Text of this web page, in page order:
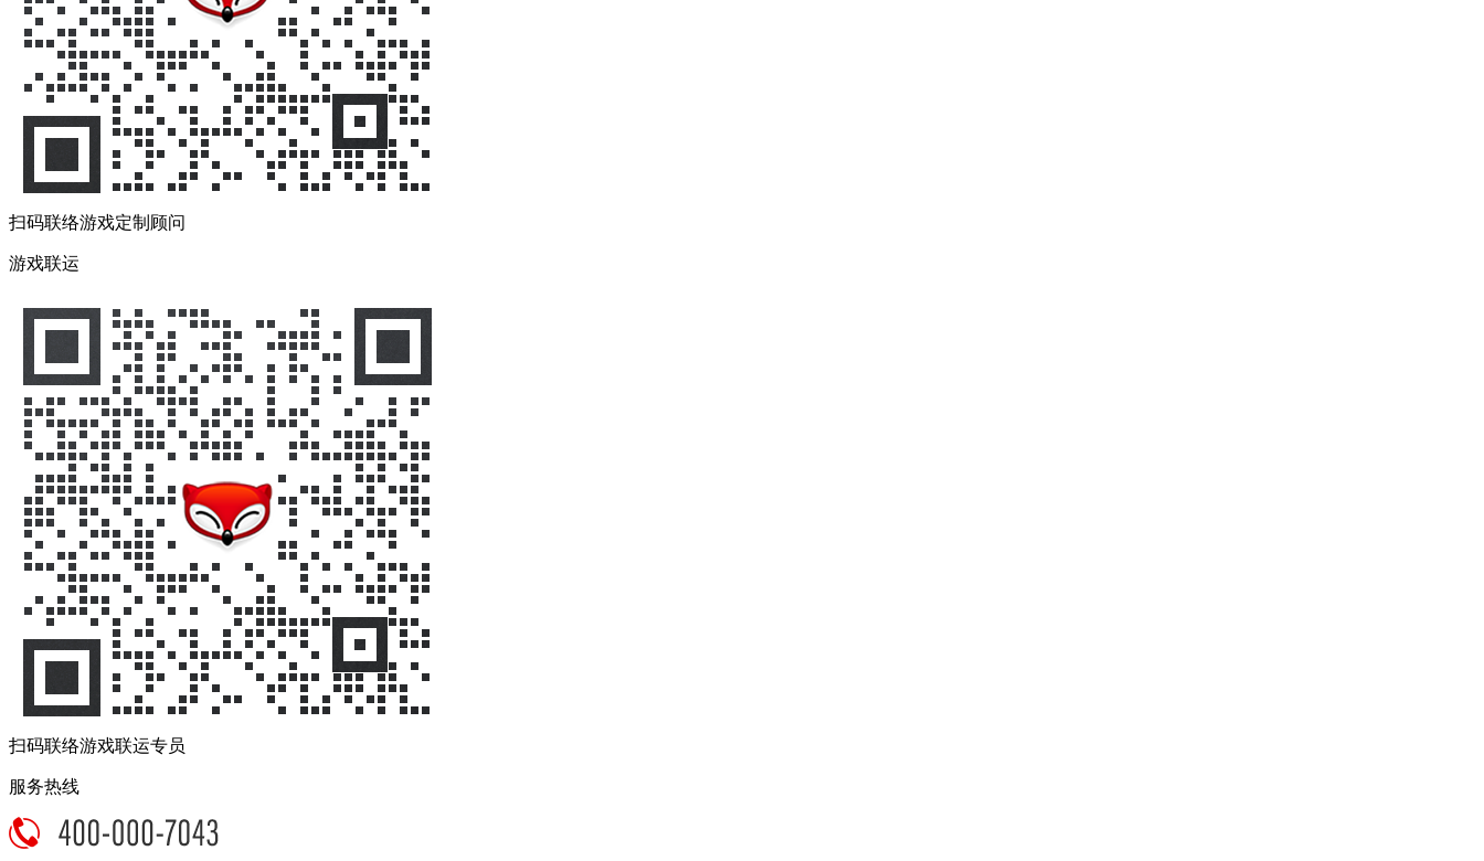
扫码联络游戏定制顾问
游戏联运
扫码联络游戏联运专员
服务热线